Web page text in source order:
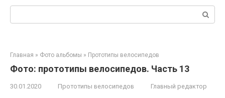
Главная » Фото альбомы » Прототипы велосипедов
Фото: прототипы велосипедов. Часть 13
30.01.2020 Прототипы велосипедов Главный редактор